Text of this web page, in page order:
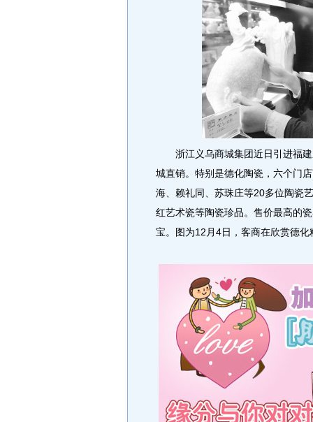
浙江义乌商城集团近日引进福建
城直销。特别是德化陶瓷，六个门
海、赖礼同、苏珠庄等20多位陶瓷
红艺术瓷等陶瓷珍品。售价最高的
宝。图为12月4日，客商在欣赏德化